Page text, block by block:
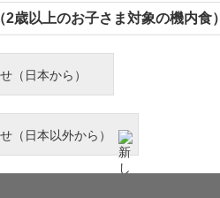
歳以上のお子さま対象の機内食）
（日本から）
（日本以外から）